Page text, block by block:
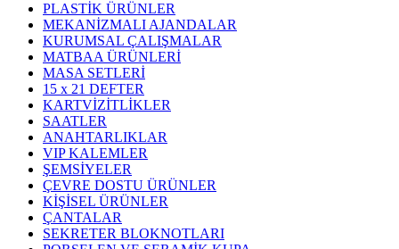
PLASTİK ÜRÜNLER
MEKANİZMALI AJANDALAR
KURUMSAL ÇALIŞMALAR
MATBAA ÜRÜNLERİ
MASA SETLERİ
15 x 21 DEFTER
KARTVİZİTLİKLER
SAATLER
ANAHTARLIKLAR
VIP KALEMLER
ŞEMSİYELER
ÇEVRE DOSTU ÜRÜNLER
KİŞİSEL ÜRÜNLER
ÇANTALAR
SEKRETER BLOKNOTLARI